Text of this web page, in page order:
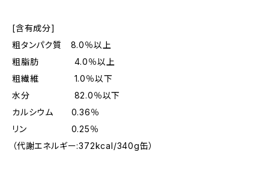
[含有成分]
粗タンパク質 8.0％以上
粗脂肪 4.0％以上
粗繊維 1.0％以下
水分 82.0％以下
カルシウム 0.36％
リン 0.25％
（代謝エネルギー:372kcal/340g缶）